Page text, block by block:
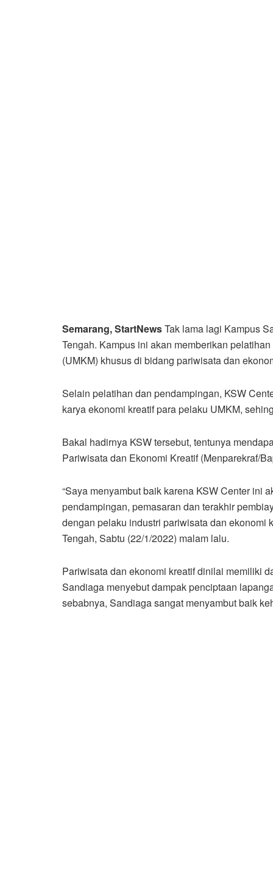
Semarang,StartNewsTak lama lagi Kampus
Tengah. Kampus ini akan memberikan
(UMKM) khusus di bidang pariwisata dan
Selain pelatihan dan pendampingan, KSW
karya ekonomi kreatif para pelaku UMKM,
Bakal hadirnya KSW tersebut, tentunya
Pariwisata dan Ekonomi Kreatif (Menparekraf/
“Saya menyambut baik karena KSW Center ini
pendampingan, pemasaran dan terakhir
dengan pelaku industri pariwisata dan ekonomi
Tengah, Sabtu (22/1/2022) malam lalu.
Pariwisata dan ekonomi kreatif dinilai memiliki
Sandiaga menyebut dampak penciptaan
sebabnya, Sandiaga sangat menyambut baik